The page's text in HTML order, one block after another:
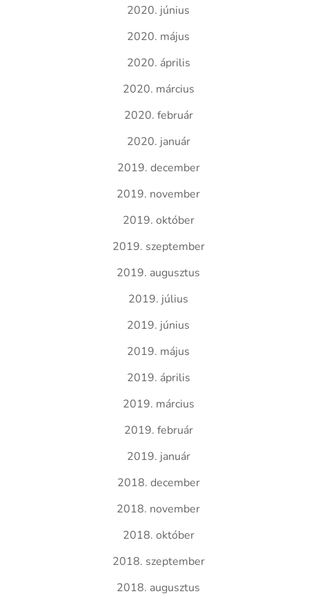
2020. június
2020. május
2020. április
2020. március
2020. február
2020. január
2019. december
2019. november
2019. október
2019. szeptember
2019. augusztus
2019. július
2019. június
2019. május
2019. április
2019. március
2019. február
2019. január
2018. december
2018. november
2018. október
2018. szeptember
2018. augusztus